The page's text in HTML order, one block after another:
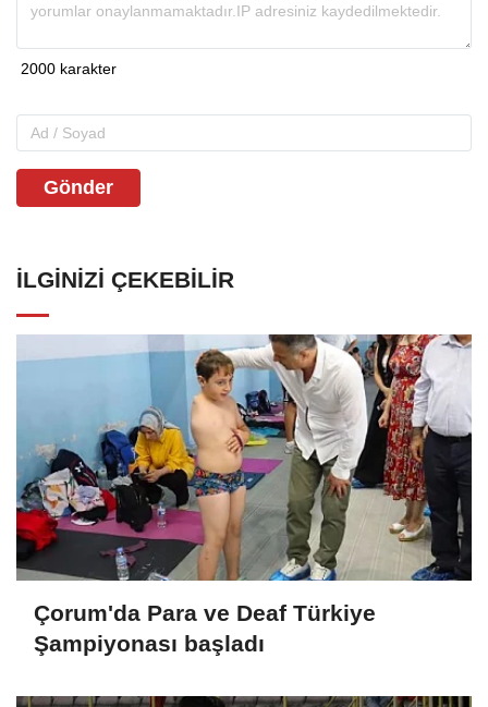
Gönder
İLGINIZI ÇEKEBILIR
Çorum'da Para ve Deaf Türkiye
Şampiyonası başladı